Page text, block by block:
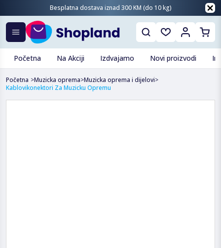
Besplatna dostava iznad 300 KM (do 10 kg)
Početna Na Akciji Izdvajamo Novi proizvodi
Početna >Muzicka oprema>Muzicka oprema i dijelovi>
Kablovikonektori Za Muzicku Opremu